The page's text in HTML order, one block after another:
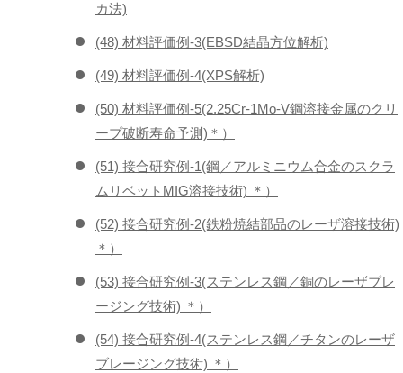
カ法)
(48) 材料評価例-3(EBSD結晶方位解析)
(49) 材料評価例-4(XPS解析)
(50) 材料評価例-5(2.25Cr-1Mo-V鋼溶接金属のクリ
ープ破断寿命予測)＊）
(51) 接合研究例-1(鋼／アルミニウム合金のスクラ
ムリベットMIG溶接技術) ＊）
(52) 接合研究例-2(鉄粉焼結部品のレーザ溶接技術)
＊）
(53) 接合研究例-3(ステンレス鋼／銅のレーザブレ
ージング技術) ＊）
(54) 接合研究例-4(ステンレス鋼／チタンのレーザ
ブレージング技術) ＊）